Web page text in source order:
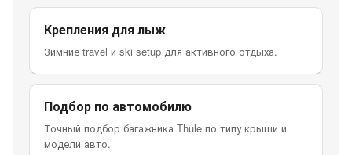
Крепления для лыж
Зимние travel и ski setup для активного отдыха.
Подбор по автомобилю
Точный подбор багажника Thule по типу крыши и
модели авто.